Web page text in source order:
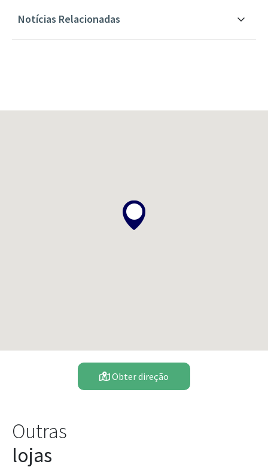
Notícias Relacionadas
Obter direção
Outras
lojas